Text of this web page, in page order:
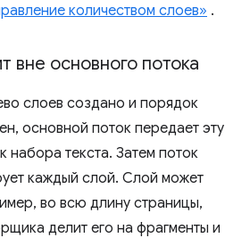
количеством слоев» .
вне основного потока
слоев создано и порядок
основной поток передает эту
текста. Затем поток
каждый слой. Слой может
во всю длину страницы,
делит его на фрагменты и